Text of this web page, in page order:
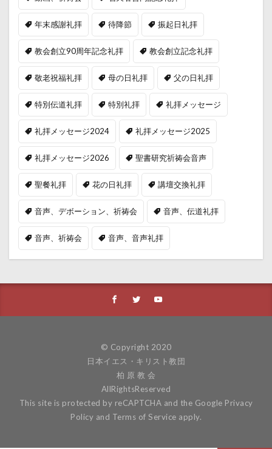
年末感謝礼拝 待降節 振起日礼拝
教会創立90周年記念礼拝 教会創立記念礼拝
敬老祝福礼拝 母の日礼拝 父の日礼拝
特別伝道礼拝 特別礼拝 礼拝メッセージ
礼拝メッセージ2024 礼拝メッセージ2025
礼拝メッセージ2026 聖書研究祈祷会音声
聖餐礼拝 花の日礼拝 講壇交換礼拝
音声、デボーション、祈祷会 音声、伝道礼拝
音声、祈祷会 音声、音声礼拝
© Copyright 2020
日本イエス・キリスト教団
柏 原 教 会
AllRightsReserved
This site is protected by reCAPTCHA and the Google Privacy
Policy and Terms of Service apply.